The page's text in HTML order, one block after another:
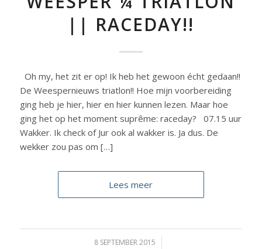
|| RACEDAY!!
Oh my, het zit er op! Ik heb het gewoon écht gedaan!!
De Weespernieuws triatlon!! Hoe mijn voorbereiding
ging heb je hier, hier en hier kunnen lezen. Maar hoe
ging het op het moment suprême: raceday? 07.15 uur
Wakker. Ik check of Jur ook al wakker is. Ja dus. De
wekker zou pas om […]
Lees meer
8 SEPTEMBER 2015
/